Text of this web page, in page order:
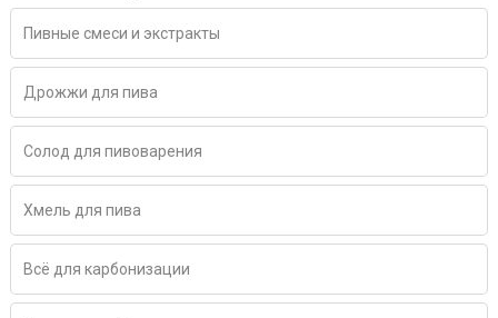
Пивные смеси и экстракты
Дрожжи для пива
Солод для пивоварения
Хмель для пива
Всё для карбонизации